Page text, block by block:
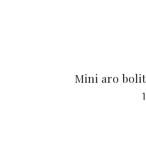
Mini aro